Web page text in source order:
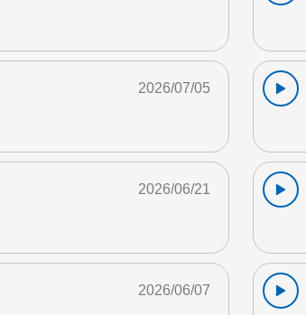
2026/07/05
2026/06/21
2026/06/07